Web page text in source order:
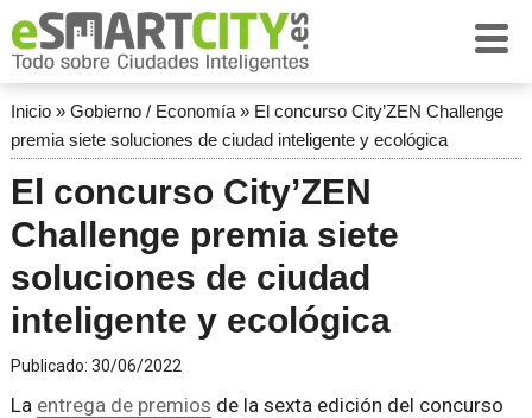
Inicio» Gobierno / Economía» El concurso City’ZEN Challenge
premia siete soluciones de ciudad inteligente y ecológica
El concurso City’ZEN
Challenge premia siete
soluciones de ciudad
inteligente y ecológica
Publicado: 30/06/2022
La entrega de premios de la sexta edición del concurso